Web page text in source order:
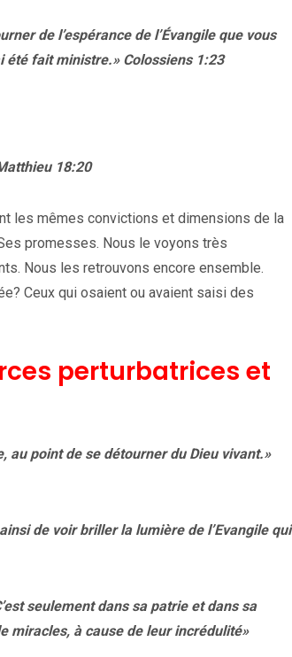
de l’espérance de l’Évangile que vous
été fait ministre.» Colossiens 1:23
18:20
les mêmes convictions et dimensions de la
promesses. Nous le voyons très
Nous les retrouvons encore ensemble.
Ceux qui osaient ou avaient saisi des
perturbatrices et
au point de se détourner du Dieu vivant.»
de voir briller la lumière de l’Evangile qui
seulement dans sa patrie et dans sa
miracles, à cause de leur incrédulité»